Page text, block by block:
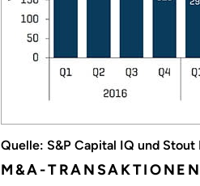
Quelle: S&P Capital IQ und Stout
M&A-